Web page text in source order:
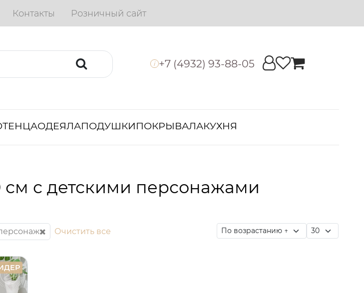
Контакты Розничный сайт
i +7 (4932) 93-88-05
ОДЕЯЛАПОДУШКИПОКРЫВАЛАКУХНЯ
см с детскими персонажами
Очистить все